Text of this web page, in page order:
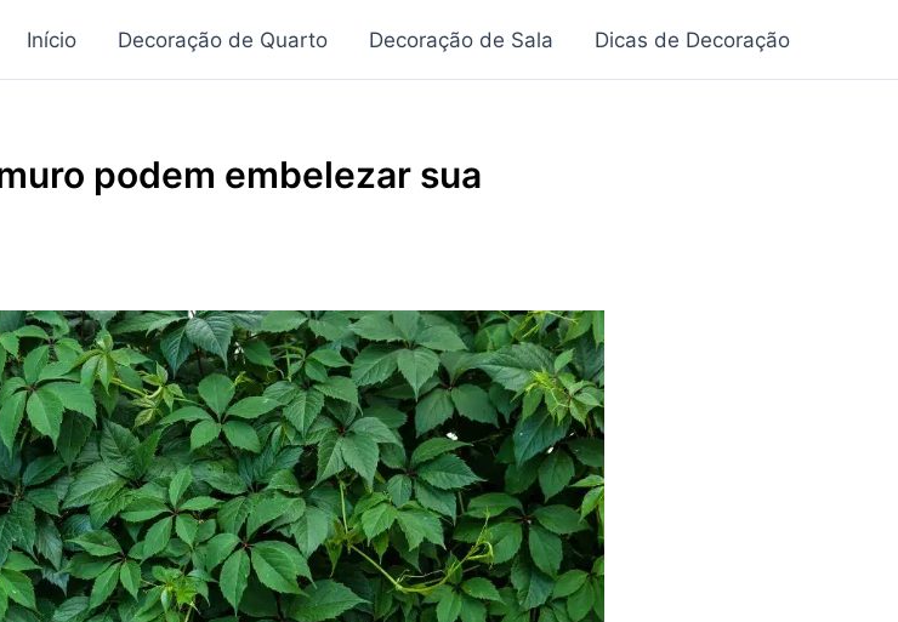
Início Decoração de Quarto Decoração de Sala Dicas de Decoração
podem embelezar sua